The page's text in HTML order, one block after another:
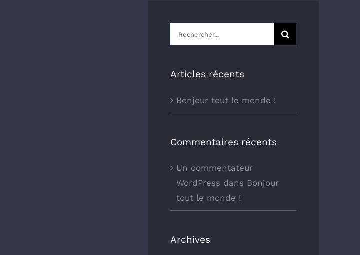
Rechercher:
Articles récents
Bonjour tout le monde !
Commentaires récents
Un commentateur
WordPress dans Bonjour
tout le monde !
Archives